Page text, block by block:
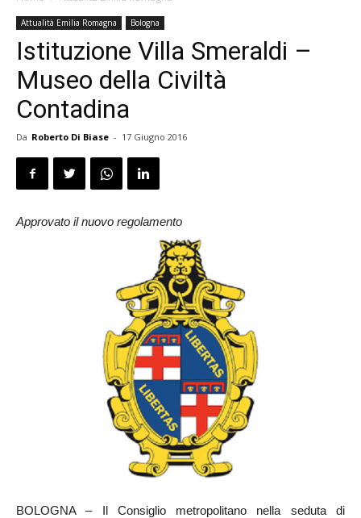
Attualità Emilia Romagna Bologna
Istituzione Villa Smeraldi –
Museo della Civiltà
Contadina
Da Roberto Di Biase - 17 Giugno 2016
Approvato il nuovo regolamento
BOLOGNA – Il Consiglio metropolitano nella seduta di